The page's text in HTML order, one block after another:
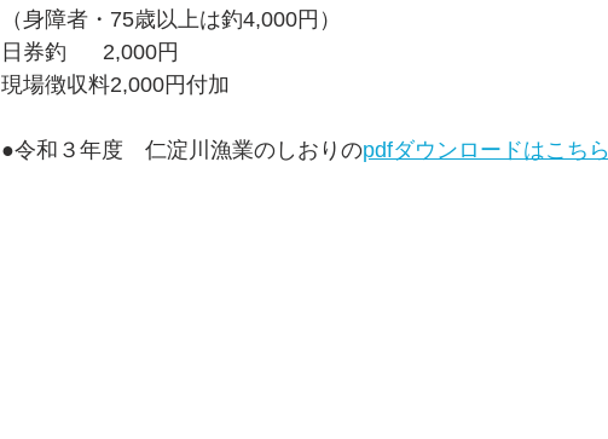
（身障者・75歳以上は釣4,000円）
日券釣      2,000円
現場徴収料2,000円付加
●令和３年度　仁淀川漁業のしおりのpdfダウンロードはこちら